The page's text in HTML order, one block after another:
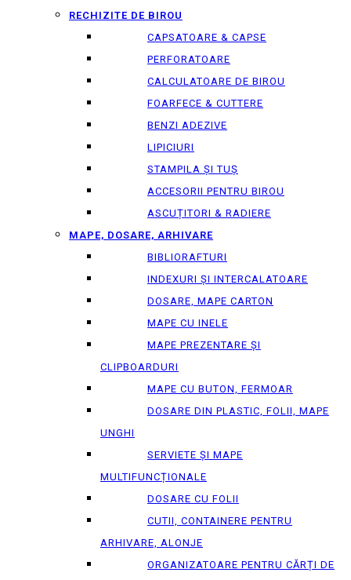
RECHIZITE DE BIROU
CAPSATOARE & CAPSE
PERFORATOARE
CALCULATOARE DE BIROU
FOARFECE & CUTTERE
BENZI ADEZIVE
LIPICIURI
STAMPILA ȘI TUȘ
ACCESORII PENTRU BIROU
ASCUȚITORI & RADIERE
MAPE, DOSARE, ARHIVARE
BIBLIORAFTURI
INDEXURI ȘI INTERCALATOARE
DOSARE, MAPE CARTON
MAPE CU INELE
MAPE PREZENTARE ȘI
CLIPBOARDURI
MAPE CU BUTON, FERMOAR
DOSARE DIN PLASTIC, FOLII, MAPE
UNGHI
SERVIETE ȘI MAPE
MULTIFUNCȚIONALE
DOSARE CU FOLII
CUTII, CONTAINERE PENTRU
ARHIVARE, ALONJE
ORGANIZATOARE PENTRU CĂRȚI DE